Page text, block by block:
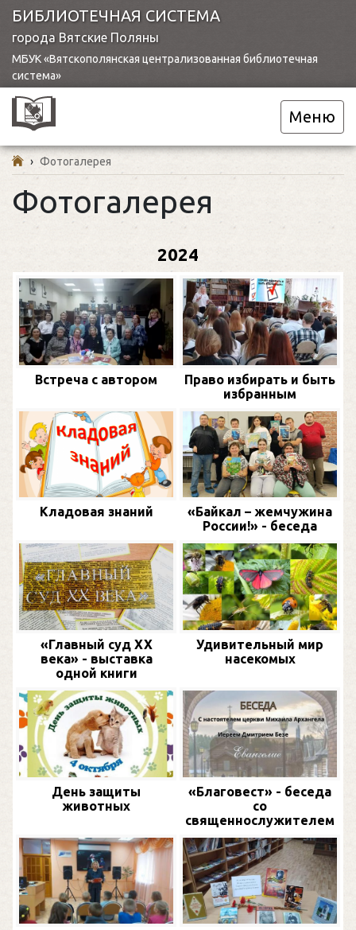
БИБЛИОТЕЧНАЯ СИСТЕМА
города Вятские Поляны
МБУК «Вятскополянская централизованная библиотечная
система»
Меню
› Фотогалерея
Фотогалерея
2024
Встреча с автором
Право избирать и быть
избранным
Кладовая знаний
«Байкал – жемчужина
России!» - беседа
«Главный суд XX
века» - выставка
одной книги
Удивительный мир
насекомых
День защиты
животных
«Благовест» - беседа
со
священнослужителем